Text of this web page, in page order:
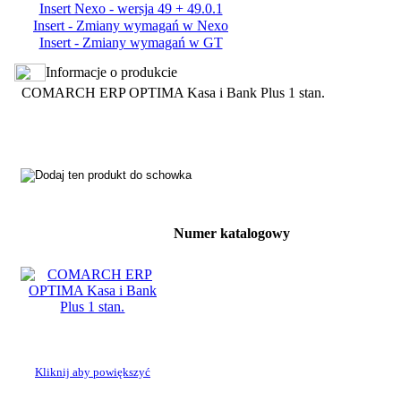
Insert Nexo - wersja 49 + 49.0.1
Insert - Zmiany wymagań w Nexo
Insert - Zmiany wymagań w GT
Informacje o produkcie
COMARCH ERP OPTIMA Kasa i Bank Plus 1 stan.
Kliknij aby powiększyć
Numer katalogowy